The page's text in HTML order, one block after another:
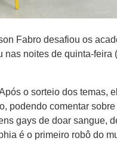
Fabro desafiou os
noites de quinta-feira
o sorteio dos temas,
comentar
gays de doar sangue,
é o primeiro robô do